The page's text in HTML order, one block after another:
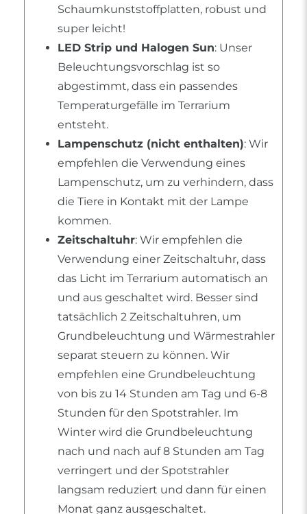
Schaumkunststoffplatten, robust und
super leicht!
LED Strip und Halogen Sun: Unser
Beleuchtungsvorschlag ist so
abgestimmt, dass ein passendes
Temperaturgefälle im Terrarium
entsteht.
Lampenschutz (nicht enthalten): Wir
empfehlen die Verwendung eines
Lampenschutz, um zu verhindern, dass
die Tiere in Kontakt mit der Lampe
kommen.
Zeitschaltuhr: Wir empfehlen die
Verwendung einer Zeitschaltuhr, dass
das Licht im Terrarium automatisch an
und aus geschaltet wird. Besser sind
tatsächlich 2 Zeitschaltuhren, um
Grundbeleuchtung und Wärmestrahler
separat steuern zu können. Wir
empfehlen eine Grundbeleuchtung
von bis zu 14 Stunden am Tag und 6-8
Stunden für den Spotstrahler. Im
Winter wird die Grundbeleuchtung
nach und nach auf 8 Stunden am Tag
verringert und der Spotstrahler
langsam reduziert und dann für einen
Monat ganz ausgeschaltet.